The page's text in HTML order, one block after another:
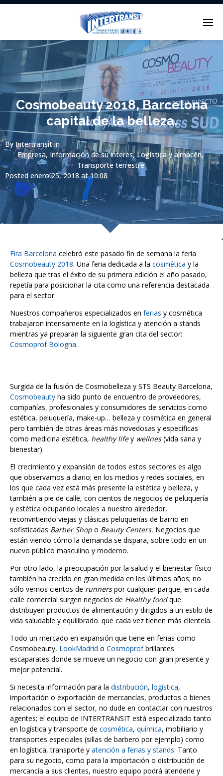
Enter tracking ID
Cosmobeauty 2018, Barcelona
capital de la belleza.
By Intertransit in
Empresa, Información de su interes,Logística y almacén,
Transporte terrestre
Posted enero 25, 2018 at 10:08
Fira Barcelona celebró este pasado fin de semana la feria
Cosmobeauty 2018. Una feria dedicada a la cosmética y la
belleza que tras el éxito de su primera edición el año pasado,
repetía para posicionar la cita como una referencia destacada
para el sector.
Nuestros compañeros especializados en ferias y cosmética
trabajaron intensamente en la logística y atención a stands
mientras ya preparan la siguiente gran cita del sector:
Cosmoprof Bologna.
Surgida de la fusión de Cosmobelleza y STS Beauty Barcelona,
Cosmobeauty ha sido punto de encuentro de proveedores,
compañías, profesionales y consumidores de servicios como
estética, peluquería, make-up… belleza y cosmética en general
pero también de otras áreas más novedosas y específicas
como medicina estética, healthy lifey wellnes(vida sana y
bienestar).
El crecimiento y expansión de todos estos sectores es algo
que observamos a diario; en los medios y redes sociales, en
los que cada vez está más presente la estética y belleza, y
también a pie de calle, con cientos de negocios de peluquería
y estética ocupando locales a nuestro alrededor,
reconvirtiendo viejas y clásicas peluquerías de barrio en
sofisticadas Barber Shop o Beauty Centers. Negocios que
están viendo cómo la demanda se dispara, sobre todo en un
nuevo público masculino y moderno.
Por otro lado, la preocupación por la salud y el bienestar físico
también ha crecido en gran medida en los últimos años; no
sólo vemos cientos de runnerspor cualquier parque, en cada
calle comercial surgen negocios de Healthy foodque
distribuyen productos de alimentación y dirigidos a un estilo de
vida saludable y equilibrado. que cada vez tienen más clientela.
Todo un mercado en expansión que tiene en ferias como
Cosmobeauty, LookMadrid o Cosmoprofbrillantes
escaparates donde se mueve un negocio con gran presente y
mejor potencial.
Si necesita información para la distribución, logística,
importación o exportación de mercancías, productos o bienes
relacionados con el sector, no dude en contactar con nuestros
agentes; el equipo de INTERTRANSIT está especializado tanto
en logística y transporte de cosmética, química, mobiliario y
transportes especiales (sillas de barbero por ejemplo) como
en logística, transporte y atención a ferias y stands. Tanto
para su negocio, como para la importación o distribución de
mercancía a sus clientes, nuestro equipo podrá atenderle y